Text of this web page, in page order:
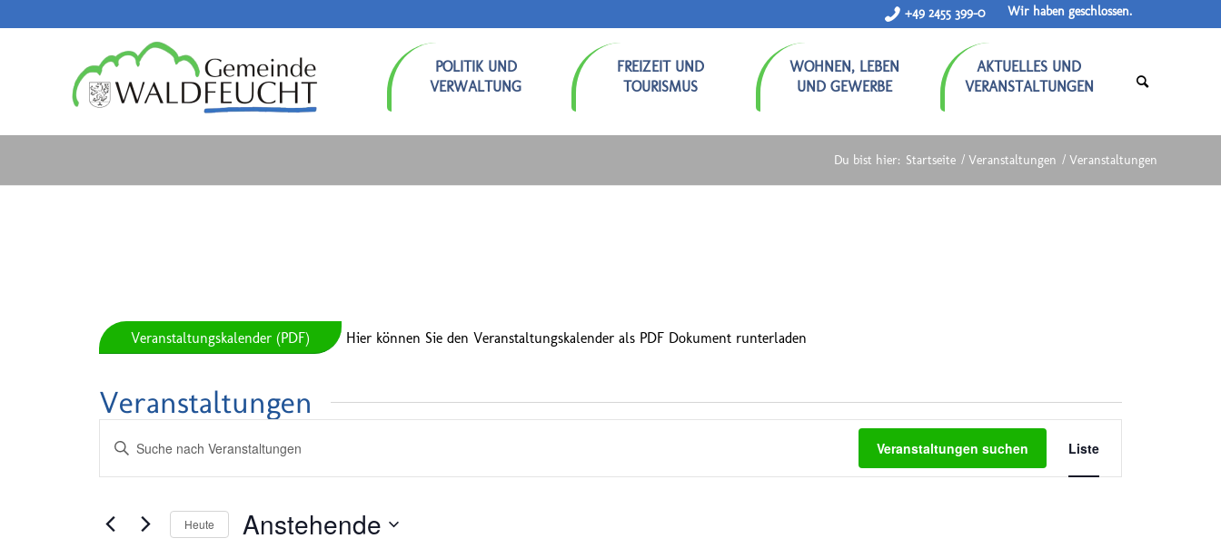
+49 2455 399-0 Wir haben geschlossen.
POLITIK UND
VERWALTUNG
FREIZEIT UND
TOURISMUS
WOHNEN, LEBEN
UND GEWERBE
AKTUELLES UND
VERANSTALTUNGEN
Du bist hier: Startseite / Veranstaltungen / Veranstaltungen
Veranstaltungskalender (PDF) Hier können Sie den Veranstaltungskalender als PDF Dokument runterladen
Veranstaltungen
Suche
und
Ansichten,
Navigation
Bitte
Suche
nach
Veranstaltungen suchen
Ansichten-
Liste
Heute Anstehende